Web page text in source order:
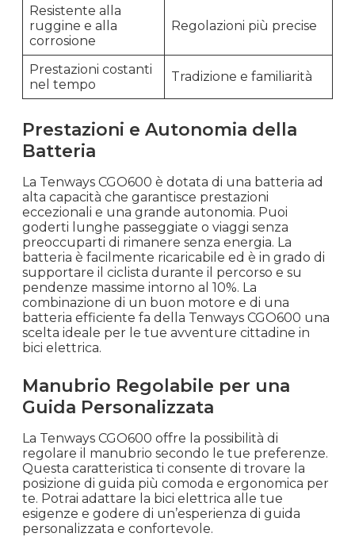
Resistente alla
ruggine e alla
corrosione
Regolazioni più precise
Prestazioni costanti
nel tempo
Tradizione e familiarità
Prestazioni e Autonomia della
Batteria
La Tenways CGO600 è dotata di una batteria ad
alta capacità che garantisce prestazioni
eccezionali e una grande autonomia. Puoi
goderti lunghe passeggiate o viaggi senza
preoccuparti di rimanere senza energia. La
batteria è facilmente ricaricabile ed è in grado di
supportare il ciclista durante il percorso e su
pendenze massime intorno al 10%. La
combinazione di un buon motore e di una
batteria efficiente fa della Tenways CGO600 una
scelta ideale per le tue avventure cittadine in
bici elettrica.
Manubrio Regolabile per una
Guida Personalizzata
La Tenways CGO600 offre la possibilità di
regolare il manubrio secondo le tue preferenze.
Questa caratteristica ti consente di trovare la
posizione di guida più comoda e ergonomica per
te. Potrai adattare la bici elettrica alle tue
esigenze e godere di un’esperienza di guida
personalizzata e confortevole.